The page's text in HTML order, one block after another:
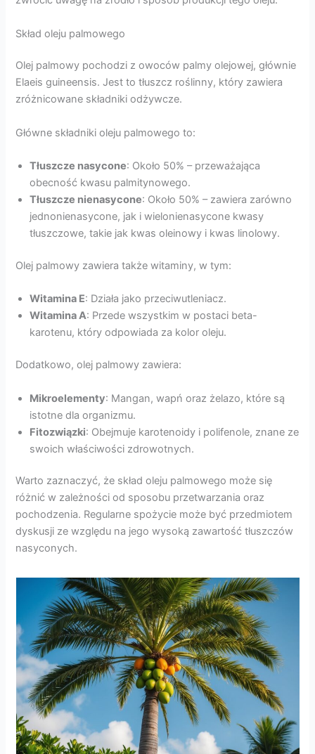
Skład oleju palmowego
Olej palmowy pochodzi z owoców palmy olejowej, głównie
Elaeis guineensis. Jest to tłuszcz roślinny, który zawiera
zróżnicowane składniki odżywcze.
Główne składniki oleju palmowego to:
Tłuszcze nasycone: Około 50% – przeważająca
obecność kwasu palmitynowego.
Tłuszcze nienasycone: Około 50% – zawiera zarówno
jednonienasycone, jak i wielonienasycone kwasy
tłuszczowe, takie jak kwas oleinowy i kwas linolowy.
Olej palmowy zawiera także witaminy, w tym:
Witamina E: Działa jako przeciwutleniacz.
Witamina A: Przede wszystkim w postaci beta-
karotenu, który odpowiada za kolor oleju.
Dodatkowo, olej palmowy zawiera:
Mikroelementy: Mangan, wapń oraz żelazo, które są
istotne dla organizmu.
Fitozwiązki: Obejmuje karotenoidy i polifenole, znane ze
swoich właściwości zdrowotnych.
Warto zaznaczyć, że skład oleju palmowego może się
różnić w zależności od sposobu przetwarzania oraz
pochodzenia. Regularne spożycie może być przedmiotem
dyskusji ze względu na jego wysoką zawartość tłuszczów
nasyconych.